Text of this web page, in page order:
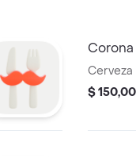
$ 150,00